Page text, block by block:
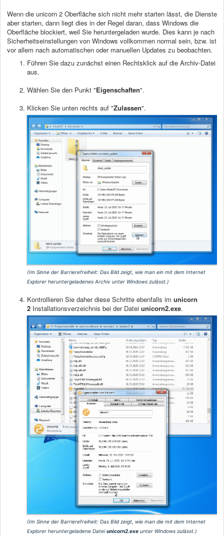
Wenn die unicorn 2 Oberfläche sich nicht mehr starten lässt, die Dienste
aber starten, dann liegt dies in der Regel daran, dass Windows die
Oberfläche blockiert, weil Sie heruntergeladen wurde. Dies kann je nach
Sicherheitseinstellungen von Windows vollkommen normal sein, bzw. ist
vor allem nach automatischen oder manuellen Updates zu beobachten.
Führen Sie dazu zunächst einen Rechtsklick auf die Archiv-Datei
aus.
Wählen Sie den Punkt "Eigenschaften".
Klicken Sie unten rechts auf "Zulassen".
(Im Sinne der Barrierefreiheit: Das Bild zeigt, wie man ein mit dem Internet
Explorer heruntergeladenes Archiv unter Windows zulässt.)
Kontrollieren Sie daher diese Schritte ebenfalls im unicorn
2 Installationsverzeichnis bei der Datei unicorn2.exe.
(Im Sinne der Barrierefreiheit: Das Bild zeigt, wie man die mit dem Internet
Explorer heruntergeladene Dateiunicorn2.exe unter Windows zulässt. )